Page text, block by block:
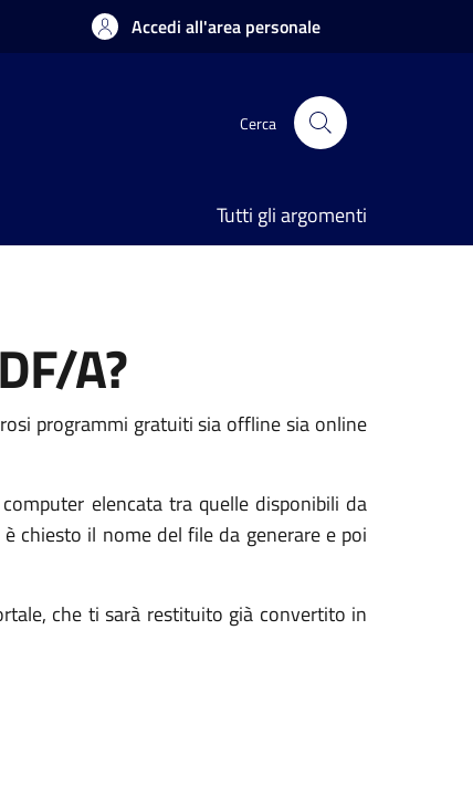
Accedi all'area personale
Cerca
Tutti gli argomenti
A?
programmi gratuiti sia offline sia online
elencata tra quelle disponibili da
chiesto il nome del file da generare e poi
che ti sarà restituito già convertito in